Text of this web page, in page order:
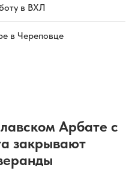
в ВХЛ
в Череповце
Арбате с
закрывают